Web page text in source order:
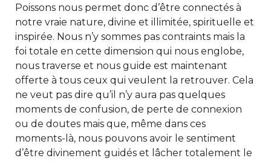
Poissons nous permet donc d’être connectés à
notre vraie nature, divine et illimitée, spirituelle et
inspirée. Nous n’y sommes pas contraints mais la
foi totale en cette dimension qui nous englobe,
nous traverse et nous guide est maintenant
offerte à tous ceux qui veulent la retrouver. Cela
ne veut pas dire qu’il n’y aura pas quelques
moments de confusion, de perte de connexion
ou de doutes mais que, même dans ces
moments-là, nous pouvons avoir le sentiment
d’être divinement guidés et lâcher totalement le